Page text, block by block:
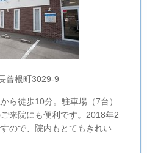
曾根町3029-9
ら徒歩10分。駐車場（7台）
来院にも便利です。2018年2
ので、院内もとてもきれい...